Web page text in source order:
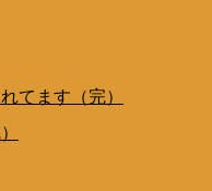
てます（完）